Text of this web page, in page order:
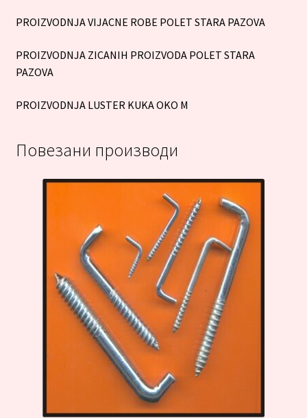
PROIZVODNJA VIJACNE ROBE POLET STARA PAZOVA
PROIZVODNJA ZICANIH PROIZVODA POLET STARA
PAZOVA
PROIZVODNJA LUSTER KUKA OKO M
Повезани производи